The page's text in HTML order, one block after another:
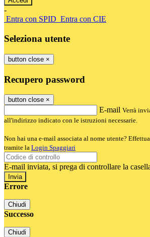
-
Entra con SPID Entra con CIE
Seleziona utente
button close ×
Recupero password
button close ×
E-mail Verrà
all'indirizzo indicato con le istruzioni necessarie.
Non hai una e-mail associata al nome utente?
tramite la Login Spaggiari
E-mail inviata, si prega di controllare la
Errore
Chiudi
Successo
Chiudi